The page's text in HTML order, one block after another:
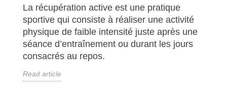
La récupération active est une pratique
sportive qui consiste à réaliser une activité
physique de faible intensité juste après une
séance d’entraînement ou durant les jours
consacrés au repos.
Read article